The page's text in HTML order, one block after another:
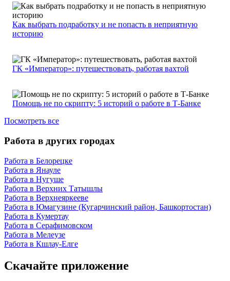
Как выбрать подработку и не попасть в неприятную
историю
ГК «Император»: путешествовать, работая вахтой
Помощь не по скрипту: 5 историй о работе в Т-Банке
Посмотреть все
Работа в других городах
Работа в Белорецке
Работа в Янауле
Работа в Нугуше
Работа в Верхних Татышлы
Работа в Верхнеяркееве
Работа в Юмагузине (Кугарчинский район, Башкортостан)
Работа в Кумертау
Работа в Серафимовском
Работа в Мелеузе
Работа в Кшлау-Елге
Скачайте приложение